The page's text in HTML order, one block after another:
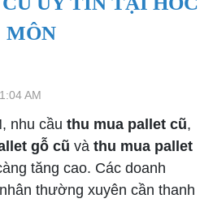
MÔN
AM
nhu cầu thu mua pallet cũ,
gỗ cũ và thu mua pallet
tăng cao. Các doanh
thường xuyên cần thanh